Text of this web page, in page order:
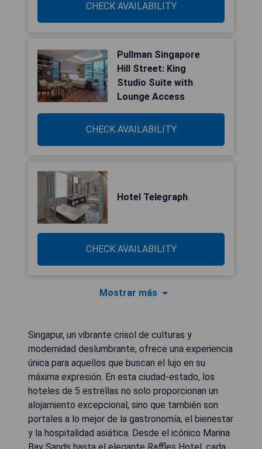
CHECK AVAILABILITY
Pullman Singapore
Hill Street: King
Studio Suite with
Lounge Access
CHECK AVAILABILITY
Hotel Telegraph
CHECK AVAILABILITY
Mostrar más
Singapur, un vibrante crisol de culturas y
modernidad deslumbrante, ofrece una experiencia
única para aquellos que buscan el lujo en su
máxima expresión. En esta ciudad-estado, los
hoteles de 5 estrellas no solo proporcionan un
alojamiento excepcional, sino que también son
portales a lo mejor de la gastronomía, el bienestar
y la hospitalidad asiática. Desde el icónico Marina